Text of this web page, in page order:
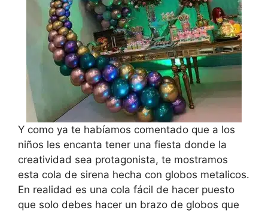
Y como ya te habíamos comentado que a los
niños les encanta tener una fiesta donde la
creatividad sea protagonista, te mostramos
esta cola de sirena hecha con globos metalicos.
En realidad es una cola fácil de hacer puesto
que solo debes hacer un brazo de globos que